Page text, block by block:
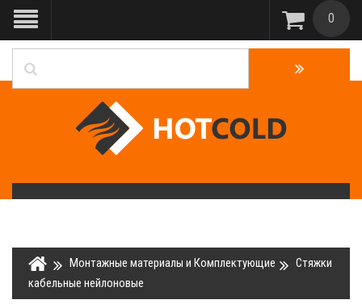
0
Монтажные материалы и Комплектующие
Стяжки
кабельные нейлоновые